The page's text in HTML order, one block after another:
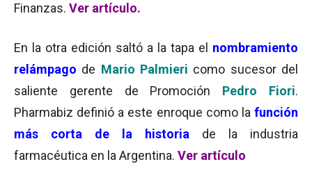
Finanzas. Ver artículo.
En la otra edición saltó a la tapa el nombramiento
relámpago de Mario Palmieri como sucesor del
saliente gerente de Promoción Pedro Fiori.
Pharmabiz definió a este enroque como la función
más corta de la historia de la industria
farmacéutica en la Argentina. Ver artículo